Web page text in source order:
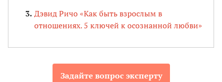
Дэвид Ричо «Как быть взрослым в
отношениях. 5 ключей к осознанной любви»
Задайте вопрос эксперту